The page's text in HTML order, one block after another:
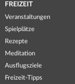
FREIZEIT
Veranstaltungen
Spielplätze
Rezepte
Meditation
Ausflugsziele
Freizeit-Tipps